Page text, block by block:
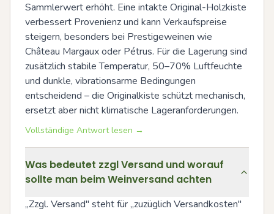
Sammlerwert erhöht. Eine intakte Original-Holzkiste
verbessert Provenienz und kann Verkaufspreise
steigern, besonders bei Prestigeweinen wie
Château Margaux oder Pétrus. Für die Lagerung sind
zusätzlich stabile Temperatur, 50–70% Luftfeuchte
und dunkle, vibrationsarme Bedingungen
entscheidend – die Originalkiste schützt mechanisch,
ersetzt aber nicht klimatische Lageranforderungen.
Vollständige Antwort lesen →
Was bedeutet zzgl Versand und worauf
sollte man beim Weinversand achten
„Zzgl. Versand" steht für „zuzüglich Versandkosten"